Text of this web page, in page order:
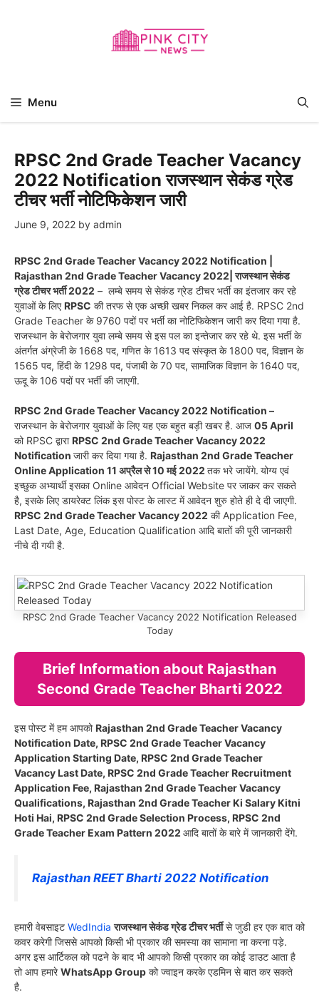
Menu
RPSC 2nd Grade Teacher Vacancy
2022 Notification राजस्थान सेकंड ग्रेड
टीचर भर्ती नोटिफिकेशन जारी
June 9, 2022 by admin
RPSC 2nd Grade Teacher Vacancy 2022 Notification |
Rajasthan 2nd Grade Teacher Vacancy 2022| राजस्थान सेकंड
ग्रेड टीचर भर्ती 2022 – लम्बे समय से सेकंड ग्रेड टीचर भर्ती का इंतजार कर रहे
युवाओं के लिएRPSC की तरफ से एक अच्छी खबर निकल कर आई है. RPSC 2nd
Grade Teacher के 9760 पदों पर भर्ती का नोटिफिकेशन जारी कर दिया गया है.
राजस्थान के बेरोजगार युवा लम्बे समय से इस पल का इन्तेजार कर रहे थे. इस भर्ती के
अंतर्गत अंग्रेजी के 1668 पद, गणित के 1613 पद संस्कृत के 1800 पद, विज्ञान के
1565 पद, हिंदी के 1298 पद, पंजाबी के 70 पद, सामाजिक विज्ञान के 1640 पद,
ऊदू के 106 पदों पर भर्ती की जाएगी.
RPSC 2nd Grade Teacher Vacancy 2022 Notification –
राजस्थान के बेरोजगार युवाओं के लिए यह एक बहुत बड़ी खबर है. आज 05 April
को RPSC द्वाराRPSC 2nd Grade Teacher Vacancy 2022
Notification जारी कर दिया गया है. Rajasthan 2nd Grade Teacher
Online Application 11 अप्रैल से 10 मई 2022 तक भरे जायेंगे. योग्य एवं
इच्छुक अभ्यार्थी इसका Online आवेदन Official Website पर जाकर कर सकते
है, इसके लिए डायरेक्ट लिंक इस पोस्ट के लास्ट में आवेदन शुरु होते ही दे दी जाएगी.
RPSC 2nd Grade Teacher Vacancy 2022 की Application Fee,
Last Date, Age, Education Qualification आदि बातों की पूरी जानकारी
नीचे दी गयी है.
RPSC 2nd Grade Teacher Vacancy 2022 Notification Released
Today
Brief Information about Rajasthan
Second Grade Teacher Bharti 2022
इस पोस्ट में हम आपकोRajasthan 2nd Grade Teacher Vacancy
Notification Date, RPSC 2nd Grade Teacher Vacancy
Application Starting Date, RPSC 2nd Grade Teacher
Vacancy Last Date, RPSC 2nd Grade Teacher Recruitment
Application Fee, Rajasthan 2nd Grade Teacher Vacancy
Qualifications, Rajasthan 2nd Grade Teacher Ki Salary Kitni
Hoti Hai, RPSC 2nd Grade Selection Process, RPSC 2nd
Grade Teacher Exam Pattern 2022 आदि बातों के बारे में जानकारी देंगे.
Rajasthan REET Bharti 2022 Notification
हमारी वेबसाइट WedIndia राजस्थान सेकंड ग्रेड टीचर भर्तीसे जुडी हर एक बात को
कवर करेगी जिससे आपको किसी भी प्रकार की समस्या का सामाना ना करना पड़े.
अगर इस आर्टिकल को पढने के बाद भी आपको किसी प्रकार का कोई डाउट आता है
तो आप हमारेWhatsApp Group को ज्वाइन करके एडमिन से बात कर सकते
है.